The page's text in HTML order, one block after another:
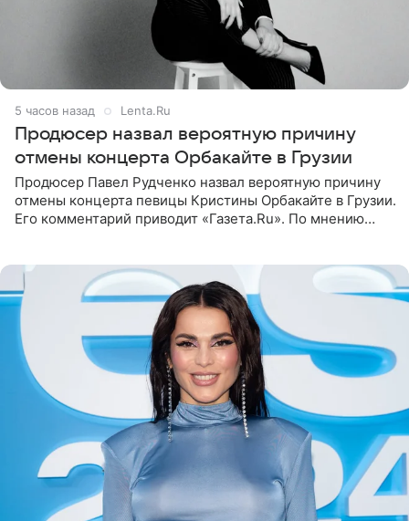
5 часов назад Lenta.Ru
Продюсер назвал вероятную причину
отмены концерта Орбакайте в Грузии
Продюсер Павел Рудченко назвал вероятную причину
отмены концерта певицы Кристины Орбакайте в Грузии.
Его комментарий приводит «Газета.Ru». По мнению